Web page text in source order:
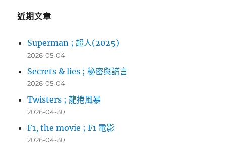
近期文章
Superman ; 超人(2025)
2026-05-04
Secrets & lies ; 秘密與謊言
2026-05-04
Twisters ; 龍捲風暴
2026-04-30
F1, the movie ; F1 電影
2026-04-30